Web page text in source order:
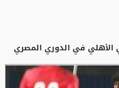
الأهلي في الدوري المصري